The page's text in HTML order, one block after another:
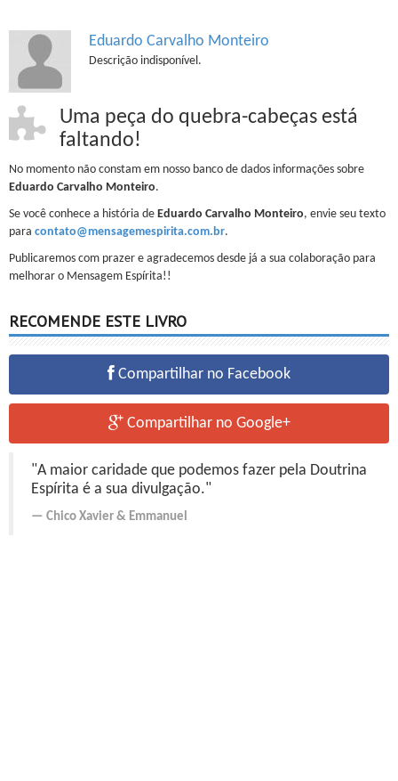
Eduardo Carvalho Monteiro
Descrição indisponível.
Uma peça do quebra-cabeças está
faltando!
No momento não constam em nosso banco de dados informações sobre
Eduardo Carvalho Monteiro.
Se você conhece a história de Eduardo Carvalho Monteiro, envie seu texto
para contato@mensagemespirita.com.br.
Publicaremos com prazer e agradecemos desde já a sua colaboração para
melhorar o Mensagem Espírita!!
RECOMENDE ESTE LIVRO
Compartilhar no Facebook
Compartilhar no Google+
"A maior caridade que podemos fazer pela Doutrina
Espírita é a sua divulgação."
Chico Xavier & Emmanuel